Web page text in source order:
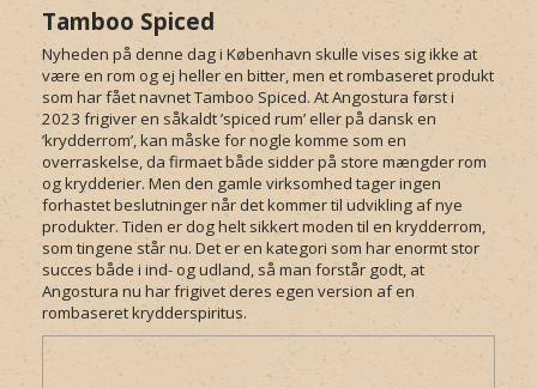
Tamboo Spiced
Nyheden på denne dag i København skulle vises sig ikke at
være en rom og ej heller en bitter, men et rombaseret produkt
som har fået navnet Tamboo Spiced. At Angostura først i
2023 frigiver en såkaldt ’spiced rum’ eller på dansk en
’krydderrom’, kan måske for nogle komme som en
overraskelse, da firmaet både sidder på store mængder rom
og krydderier. Men den gamle virksomhed tager ingen
forhastet beslutninger når det kommer til udvikling af nye
produkter. Tiden er dog helt sikkert moden til en krydderrom,
som tingene står nu. Det er en kategori som har enormt stor
succes både i ind- og udland, så man forstår godt, at
Angostura nu har frigivet deres egen version af en
rombaseret krydderspiritus.